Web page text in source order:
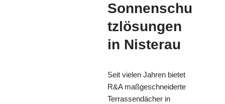
Sonnenschu
tzlösungen
in Nisterau
Seit vielen Jahren bietet
R&A maßgeschneiderte
Terrassendächer in